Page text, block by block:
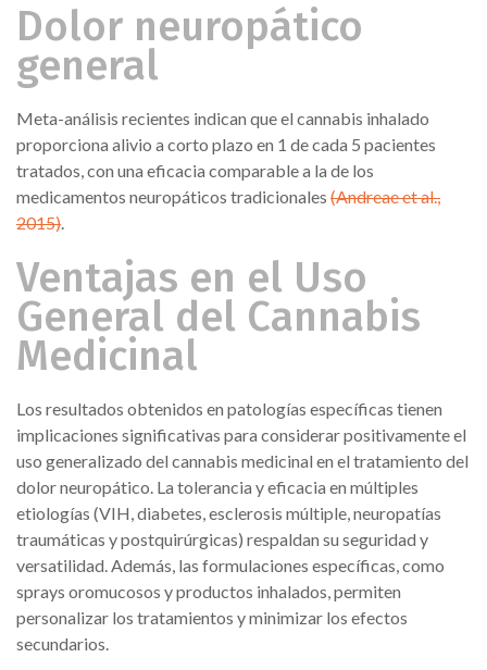
Dolor neuropático
general
Meta-análisis recientes indican que el cannabis inhalado
proporciona alivio a corto plazo en 1 de cada 5 pacientes
tratados, con una eficacia comparable a la de los
medicamentos neuropáticos tradicionales (Andreae et al.,
2015).
Ventajas en el Uso
General del Cannabis
Medicinal
Los resultados obtenidos en patologías específicas tienen
implicaciones significativas para considerar positivamente el
uso generalizado del cannabis medicinal en el tratamiento del
dolor neuropático. La tolerancia y eficacia en múltiples
etiologías (VIH, diabetes, esclerosis múltiple, neuropatías
traumáticas y postquirúrgicas) respaldan su seguridad y
versatilidad. Además, las formulaciones específicas, como
sprays oromucosos y productos inhalados, permiten
personalizar los tratamientos y minimizar los efectos
secundarios.